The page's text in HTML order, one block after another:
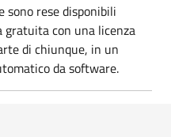
sono rese disponibili
con una licenza
di chiunque, in un
da software.